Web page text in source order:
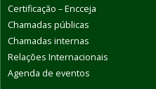
Certificação – Encceja
Chamadas públicas
Chamadas internas
Relações Internacionais
Agenda de eventos